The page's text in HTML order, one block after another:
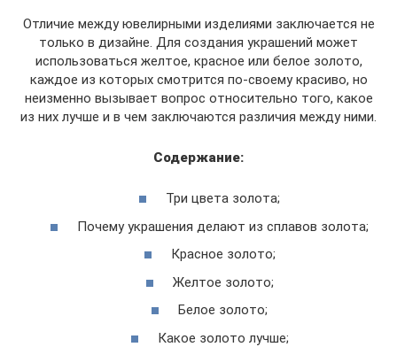
Отличие между ювелирными изделиями заключается не
только в дизайне. Для создания украшений может
использоваться желтое, красное или белое золото,
каждое из которых смотрится по-своему красиво, но
неизменно вызывает вопрос относительно того, какое
из них лучше и в чем заключаются различия между ними.
Содержание:
Три цвета золота;
Почему украшения делают из сплавов золота;
Красное золото;
Желтое золото;
Белое золото;
Какое золото лучше;